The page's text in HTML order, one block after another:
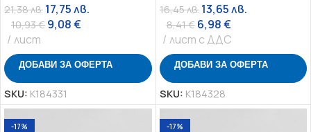
21,38лв. 17,75лв.
10,93€ 9,08€
лист
ДОБАВИ ЗА ОФЕРТА
SKU: K184331
16,45лв. 13,65лв.
8,41€ 6,98€
лист с ДДС
ДОБАВИ ЗА ОФЕРТА
SKU: K184328
-17% -17%